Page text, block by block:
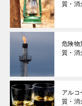
質・消
危険物
質・消
アルコ
質・消